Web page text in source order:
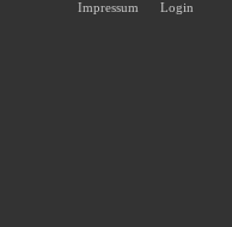
Impressum Login